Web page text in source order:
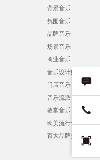
背景音乐
氛围音乐
品牌音乐
场景音乐
商业音乐
音乐设计师
门店音乐
音乐流派
教堂音乐
欧美流行音乐
百大品牌招募